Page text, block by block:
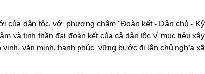
của dân tộc, với phương châm "Đoàn kết - Dân chủ - Kỷ
và tinh thần đại đoàn kết của cả dân tộc vì mục tiêu xây
văn minh, hạnh phúc, vững bước đi lên chủ nghĩa xã